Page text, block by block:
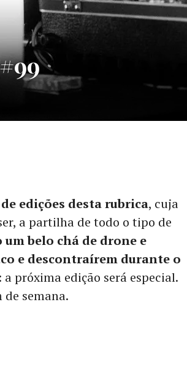
edições desta rubrica, cuja
a partilha de todo o tipo de
um belo chá de drone e
e descontraírem durante o
a próxima edição será especial.
semana.